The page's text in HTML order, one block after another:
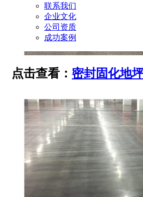
联系我们
企业文化
公司资质
成功案例
点击查看：密封固化地